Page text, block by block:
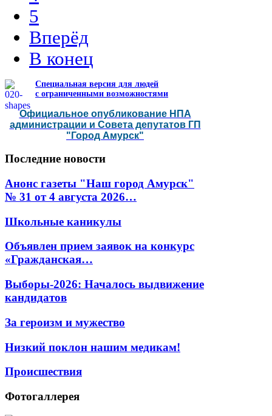
5
Вперёд
В конец
Специальная версия для людей
с ограниченными возможностями
Официальное опубликование НПА
администрации и Совета депутатов ГП
"Город Амурск"
Последние новости
Анонс газеты "Наш город Амурск"
№ 31 от 4 августа 2026…
Школьные каникулы
Объявлен прием заявок на конкурс
«Гражданская…
Выборы-2026: Началось выдвижение
кандидатов
За героизм и мужество
Низкий поклон нашим медикам!
Происшествия
Фотогаллерея